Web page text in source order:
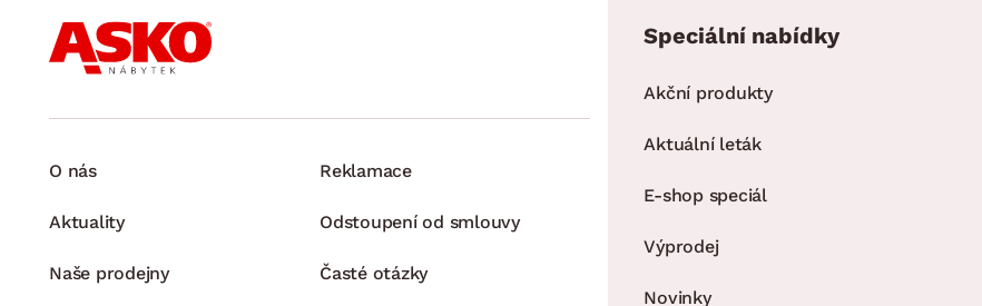
O nás
Aktuality
Naše prodejny
Reklamace
Odstoupení od smlouvy
Časté otázky
Speciální nabídky
Akční produkty
Aktuální leták
E-shop speciál
Výprodej
Novinky